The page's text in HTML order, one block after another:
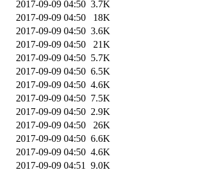
2017-09-09 04:50 3.7K
2017-09-09 04:50
18K
2017-09-09 04:50 3.6K
2017-09-09 04:50
21K
2017-09-09 04:50 5.7K
2017-09-09 04:50 6.5K
2017-09-09 04:50 4.6K
2017-09-09 04:50 7.5K
2017-09-09 04:50 2.9K
2017-09-09 04:50
26K
2017-09-09 04:50 6.6K
2017-09-09 04:50 4.6K
2017-09-09 04:51 9.0K